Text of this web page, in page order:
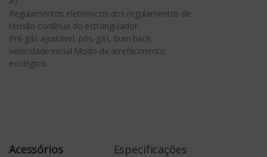
Regulamentos eletrónicos dos regulamentos de
tensão contínua do estrangulador.
Pré-gás ajustável, pós-gás, burn back,
velocidade inicial Modo de arrefecimento
ecológico.
Acessórios Especificações